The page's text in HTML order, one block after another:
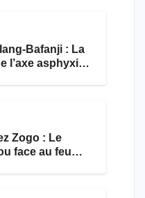
Bafanji : La
l’axe asphyxie
Zogo : Le
face au feu